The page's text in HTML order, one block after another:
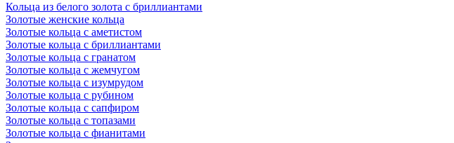
Кольца из белого золота с бриллиантами
Золотые женские кольца
Золотые кольца с аметистом
Золотые кольца с бриллиантами
Золотые кольца с гранатом
Золотые кольца с жемчугом
Золотые кольца с изумрудом
Золотые кольца с рубином
Золотые кольца с сапфиром
Золотые кольца с топазами
Золотые кольца с фианитами